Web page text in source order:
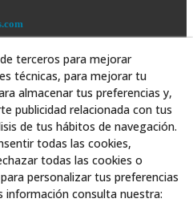
terceros para mejorar
técnicas, para mejorar tu
almacenar tus preferencias y,
publicidad relacionada con tus
de tus hábitos de navegación.
todas las cookies,
todas las cookies o
personalizar tus preferencias
información consulta nuestra: